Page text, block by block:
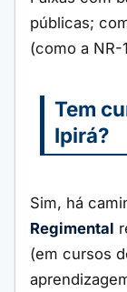
públicas;
(como a NR-
Tem
Ipirá?
Sim, há
Regimental
(em cursos